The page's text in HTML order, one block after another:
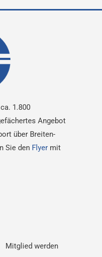
1.800
Angebot
über Breiten-
Sie den Flyer mit
Mitglied werden